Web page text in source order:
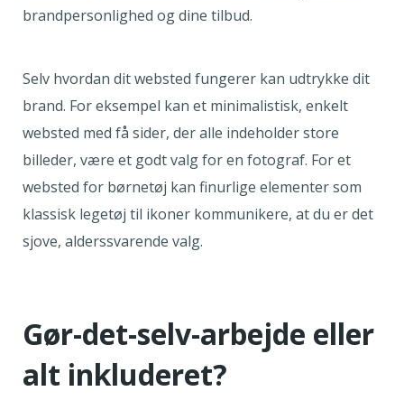
brandpersonlighed og dine tilbud.
Selv hvordan dit websted fungerer kan udtrykke dit
brand. For eksempel kan et minimalistisk, enkelt
websted med få sider, der alle indeholder store
billeder, være et godt valg for en fotograf. For et
websted for børnetøj kan finurlige elementer som
klassisk legetøj til ikoner kommunikere, at du er det
sjove, alderssvarende valg.
Gør-det-selv-arbejde eller
alt inkluderet?